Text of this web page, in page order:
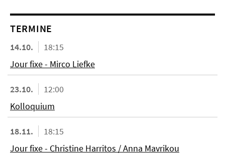
TERMINE
14.10.
18:15
Jour fixe - Mirco Liefke
23.10.
12:00
Kolloquium
18.11.
18:15
Jour fixe - Christine Harritos / Anna Mavrikou